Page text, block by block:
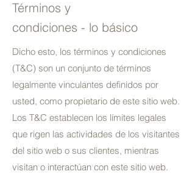
Términos y
condiciones - lo básico
Dicho esto, los términos y condiciones
(T&C) son un conjunto de términos
legalmente vinculantes definidos por
usted, como propietario de este sitio web.
Los T&C establecen los límites legales
que rigen las actividades de los visitantes
del sitio web o sus clientes, mientras
visitan o interactúan con este sitio web.